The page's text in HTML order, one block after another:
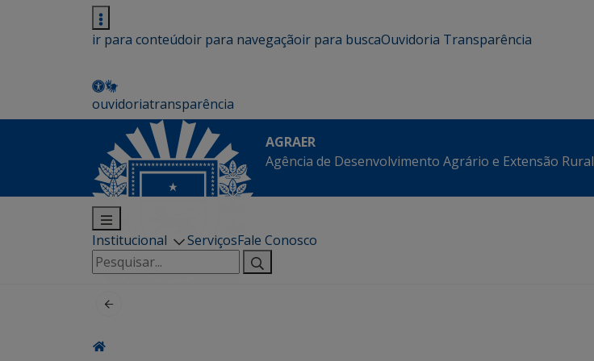
ir para conteúdoir para navegaçãoir para buscaOuvidoria Transparência
ouvidoriatransparência
AGRAER
Agência de Desenvolvimento Agrário e Extensão Rural
Institucional ServiçosFale Conosco
Pesquisar
por: